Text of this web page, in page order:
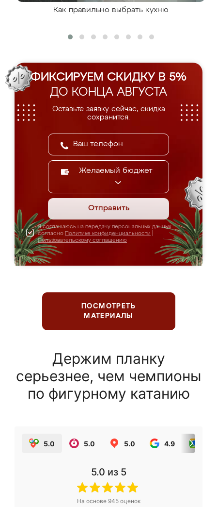
Как правильно выбрать кухню
ФИКСИРУЕМ СКИДКУ В 5%
ДО КОНЦА АВГУСТА
Оставьте заявку сейчас, скидка
сохранится.
Желаемый бюджет
Отправить
Я соглашаюсь на передачу персональных данных
согласно Политике конфиденциальности
Пользовательскому соглашению
ПОСМОТРЕТЬ
МАТЕРИАЛЫ
Держим планку
серьезнее, чем чемпионы
по фигурному катанию
5.0 5.0 5.0 4.9
5.0 из 5
На основе 945оценок